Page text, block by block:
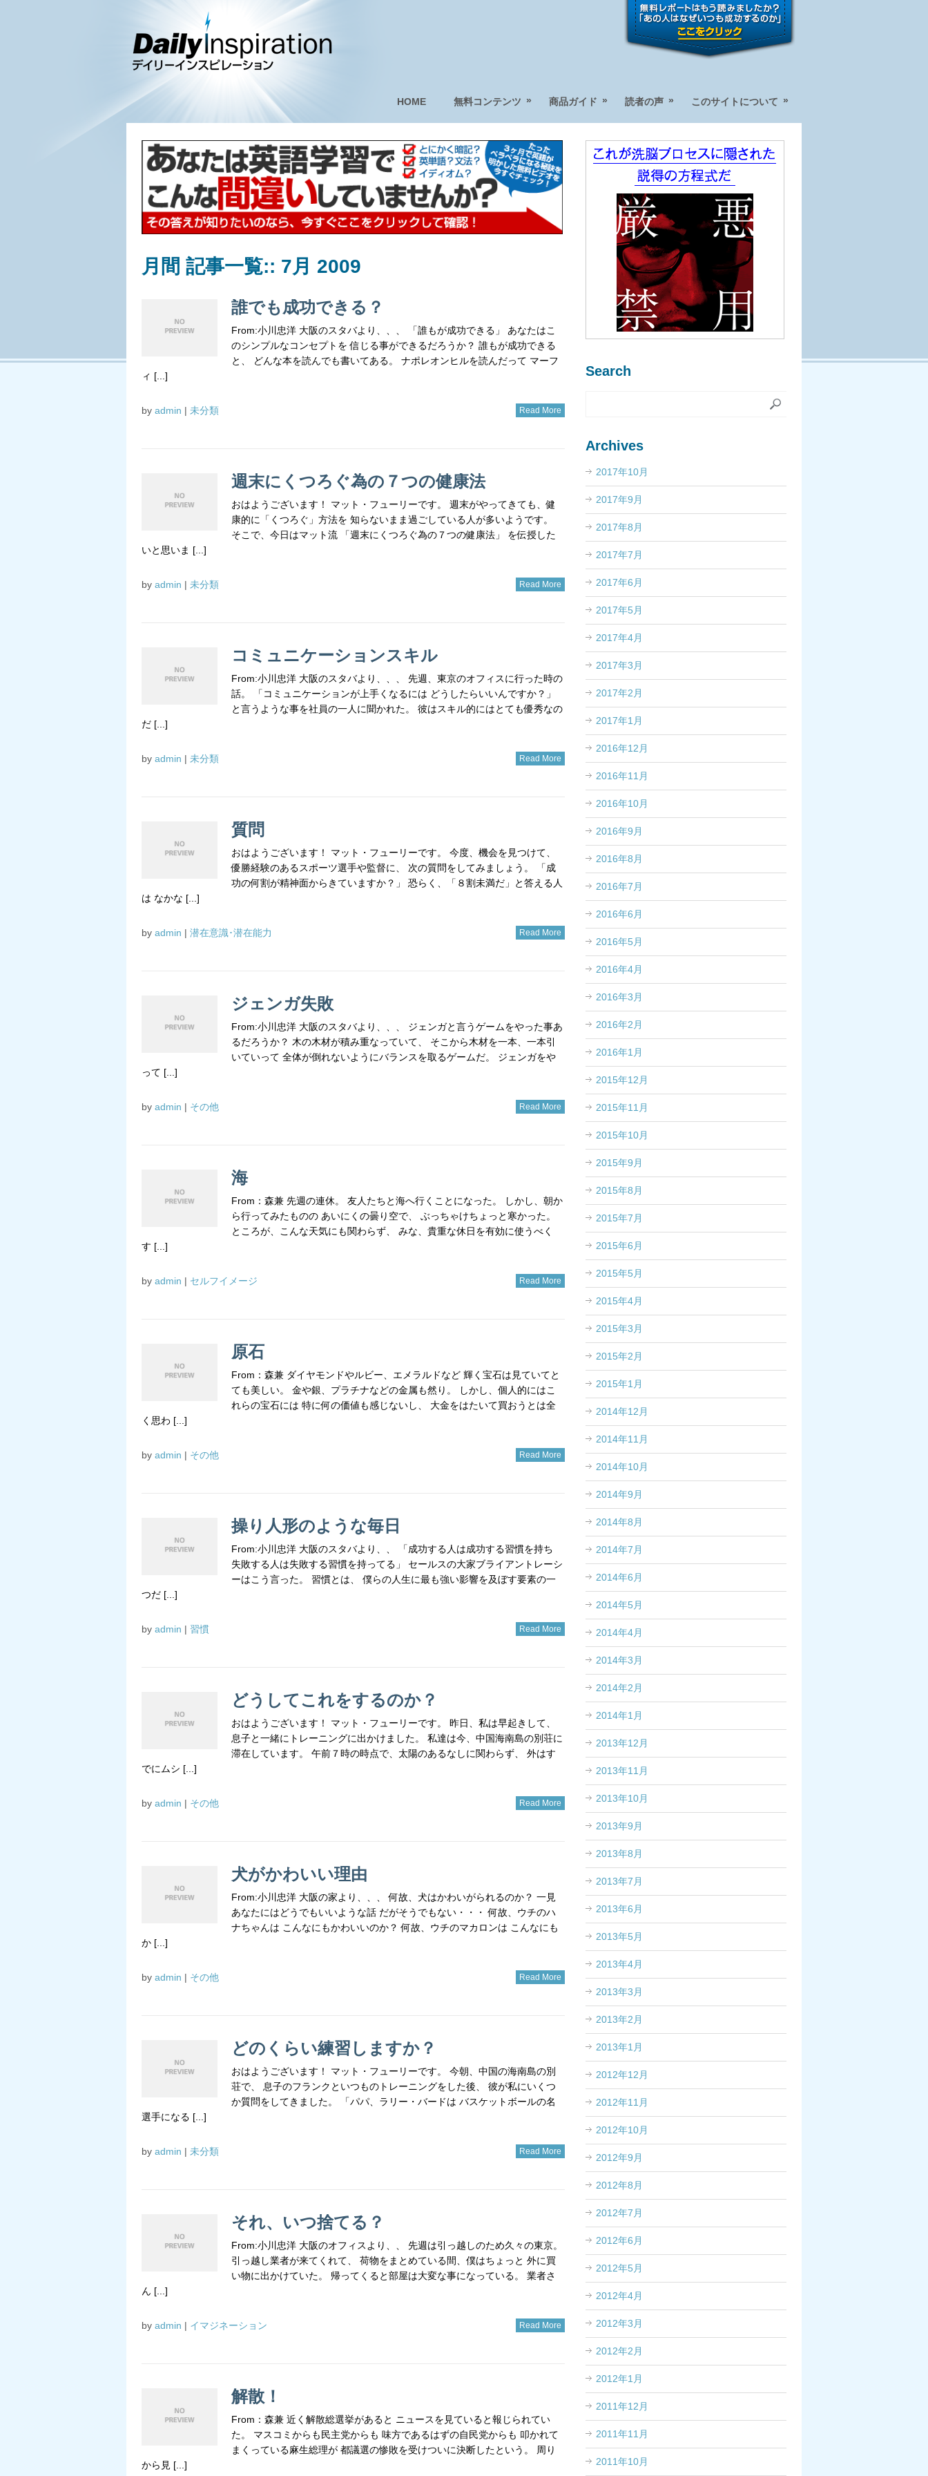
HOME 無料コンテンツ » 商品ガイド » 読者の声 » このサイトについて »
月間 記事一覧:: 7月 2009
誰でも成功できる？
From:小川忠洋 大阪のスタバより、、、 「誰もが成功できる」 あなたはこ
のシンプルなコンセプトを 信じる事ができるだろうか？ 誰もが成功できる
と、 どんな本を読んでも書いてある。 ナポレオンヒルを読んだって マーフ
ィ [...]
by admin | 未分類 Read More
週末にくつろぐ為の７つの健康法
おはようございます！ マット・フューリーです。 週末がやってきても、健
康的に「くつろぐ」方法を 知らないまま過ごしている人が多いようです。
そこで、今日はマット流 「週末にくつろぐ為の７つの健康法」 を伝授した
いと思いま [...]
by admin | 未分類 Read More
コミュニケーションスキル
From:小川忠洋 大阪のスタバより、、、 先週、東京のオフィスに行った時の
話。 「コミュニケーションが上手くなるには どうしたらいいんですか？」
と言うような事を社員の一人に聞かれた。 彼はスキル的にはとても優秀なの
だ [...]
by admin | 未分類 Read More
質問
おはようございます！ マット・フューリーです。 今度、機会を見つけて、
優勝経験のあるスポーツ選手や監督に、 次の質問をしてみましょう。 「成
功の何割が精神面からきていますか？」 恐らく、「８割未満だ」と答える人
は なかな [...]
by admin | 潜在意識･潜在能力 Read More
ジェンガ失敗
From:小川忠洋 大阪のスタバより、、、 ジェンガと言うゲームをやった事あ
るだろうか？ 木の木材が積み重なっていて、 そこから木材を一本、一本引
いていって 全体が倒れないようにバランスを取るゲームだ。 ジェンガをや
って [...]
by admin | その他 Read More
海
From：森兼 先週の連休。 友人たちと海へ行くことになった。 しかし、朝か
ら行ってみたものの あいにくの曇り空で、 ぶっちゃけちょっと寒かった。
ところが、こんな天気にも関わらず、 みな、貴重な休日を有効に使うべく
す [...]
by admin | セルフイメージ Read More
原石
From：森兼 ダイヤモンドやルビー、エメラルドなど 輝く宝石は見ていてと
ても美しい。 金や銀、プラチナなどの金属も然り。 しかし、個人的にはこ
れらの宝石には 特に何の価値も感じないし、 大金をはたいて買おうとは全
く思わ [...]
by admin | その他 Read More
操り人形のような毎日
From:小川忠洋 大阪のスタバより、、 「成功する人は成功する習慣を持ち
失敗する人は失敗する習慣を持ってる」 セールスの大家ブライアントレーシ
ーはこう言った。 習慣とは、 僕らの人生に最も強い影響を及ぼす要素の一
つだ [...]
by admin | 習慣 Read More
どうしてこれをするのか？
おはようございます！ マット・フューリーです。 昨日、私は早起きして、
息子と一緒にトレーニングに出かけました。 私達は今、中国海南島の別荘に
滞在しています。 午前７時の時点で、太陽のあるなしに関わらず、 外はす
でにムシ [...]
by admin | その他 Read More
犬がかわいい理由
From:小川忠洋 大阪の家より、、、 何故、犬はかわいがられるのか？ 一見
あなたにはどうでもいいような話 だがそうでもない・・・ 何故、ウチのハ
ナちゃんは こんなにもかわいいのか？ 何故、ウチのマカロンは こんなにも
か [...]
by admin | その他 Read More
どのくらい練習しますか？
おはようございます！ マット・フューリーです。 今朝、中国の海南島の別
荘で、 息子のフランクといつものトレーニングをした後、 彼が私にいくつ
か質問をしてきました。 「パパ、ラリー・バードは バスケットボールの名
選手になる [...]
by admin | 未分類 Read More
それ、いつ捨てる？
From:小川忠洋 大阪のオフィスより、、 先週は引っ越しのため久々の東京。
引っ越し業者が来てくれて、 荷物をまとめている間、僕はちょっと 外に買
い物に出かけていた。 帰ってくると部屋は大変な事になっている。 業者さ
ん [...]
by admin | イマジネーション Read More
解散！
From：森兼 近く解散総選挙があると ニュースを見ていると報じられてい
た。 マスコミからも民主党からも 味方であるはずの自民党からも 叩かれて
まくっている麻生総理が 都議選の惨敗を受けついに決断したという。 周り
から見 [...]
Search
Archives
2017年10月
2017年9月
2017年8月
2017年7月
2017年6月
2017年5月
2017年4月
2017年3月
2017年2月
2017年1月
2016年12月
2016年11月
2016年10月
2016年9月
2016年8月
2016年7月
2016年6月
2016年5月
2016年4月
2016年3月
2016年2月
2016年1月
2015年12月
2015年11月
2015年10月
2015年9月
2015年8月
2015年7月
2015年6月
2015年5月
2015年4月
2015年3月
2015年2月
2015年1月
2014年12月
2014年11月
2014年10月
2014年9月
2014年8月
2014年7月
2014年6月
2014年5月
2014年4月
2014年3月
2014年2月
2014年1月
2013年12月
2013年11月
2013年10月
2013年9月
2013年8月
2013年7月
2013年6月
2013年5月
2013年4月
2013年3月
2013年2月
2013年1月
2012年12月
2012年11月
2012年10月
2012年9月
2012年8月
2012年7月
2012年6月
2012年5月
2012年4月
2012年3月
2012年2月
2012年1月
2011年12月
2011年11月
2011年10月